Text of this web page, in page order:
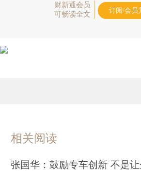
财新通会员
可畅读全文
订阅/会员
相关阅读
张国华：鼓励专车创新 不是